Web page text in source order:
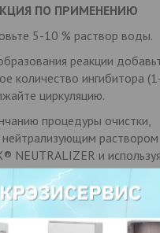
ПО ПРИМЕНЕНИЮ
5-10 % раствор воды.
реакции
количество ингибитора
циркуляцию.
процедуры очистки,
раствором
NEUTRALIZER и используя
pH TEST
уровень pH .
уровень pH=7., а затем